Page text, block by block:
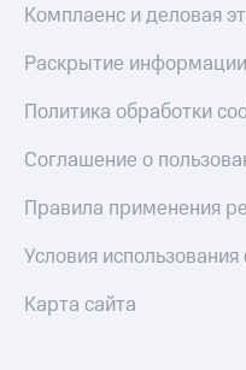
коду
Смартфоны
Наушники
колонки
Умные
и
Комплаенс и деловая
Раскрытие информации
Политика обработки
Соглашение о
Правила применения
Условия использования
Карта сайта